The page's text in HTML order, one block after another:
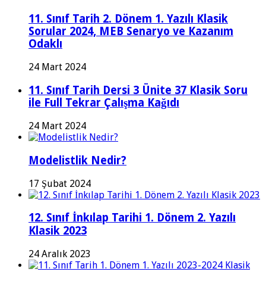
11. Sınıf Tarih 2. Dönem 1. Yazılı Klasik
Sorular 2024, MEB Senaryo ve Kazanım
Odaklı
24 Mart 2024
11. Sınıf Tarih Dersi 3 Ünite 37 Klasik Soru
ile Full Tekrar Çalışma Kağıdı
24 Mart 2024
Modelistlik Nedir?
17 Şubat 2024
12. Sınıf İnkılap Tarihi 1. Dönem 2. Yazılı
Klasik 2023
24 Aralık 2023